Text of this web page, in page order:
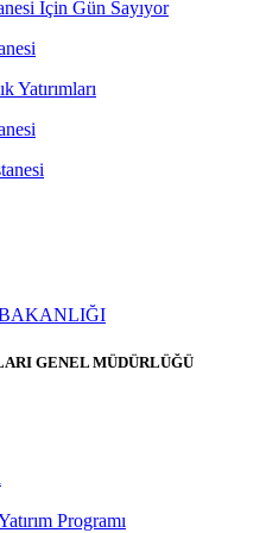
İçin Gün Sayıyor
Yatırımları
GENEL MÜDÜRLÜĞÜ
Programı